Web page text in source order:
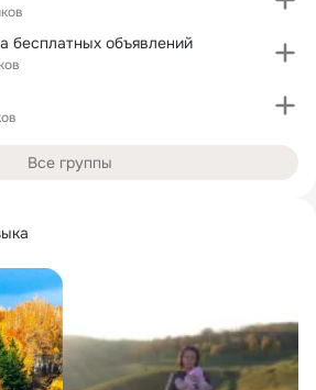
бесплатных объявлений
Все группы